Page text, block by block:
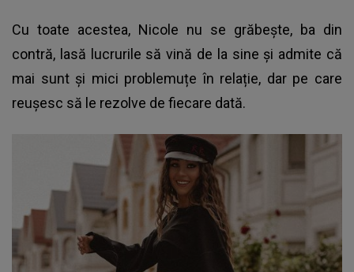
Cu toate acestea, Nicole nu se grăbește, ba din
contră, lasă lucrurile să vină de la sine și admite că
mai sunt și mici problemuțe în relație, dar pe care
reușesc să le rezolve de fiecare dată.